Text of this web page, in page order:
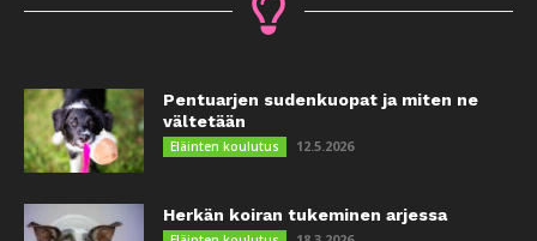
Pentuarjen sudenkuopat ja miten ne
vältetään
Eläinten koulutus 12.5.2026
Herkän koiran tukeminen arjessa